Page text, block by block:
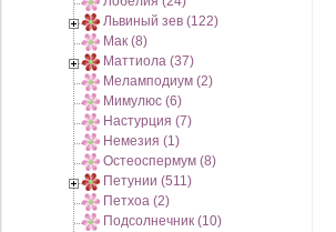
Львиный зев (122)
Мак (8)
Маттиола (37)
Меламподиум (2)
Мимулюс (6)
Настурция (7)
Немезия (1)
Остеоспермум (8)
Петунии (511)
Петхоа (2)
Подсолнечник (10)